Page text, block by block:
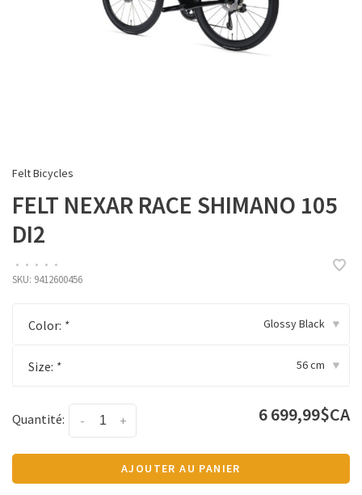
Felt Bicycles
FELT NEXAR RACE SHIMANO 105
DI2
• • • • •
SKU: 9412600456
Color: * Glossy Black ▾
Size: * 56 cm ▾
Quantité: +
- 6 699,99$CA
AJOUTER AU PANIER